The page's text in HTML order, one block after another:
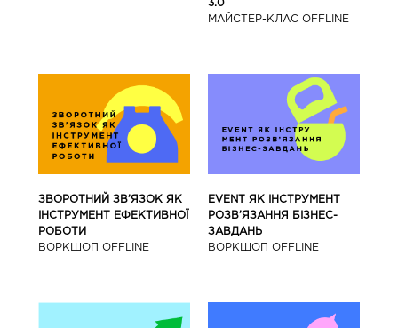
3.0
МАЙCТЕР-КЛАС OFFLINE
ЗВОРОТНИЙ ЗВ’ЯЗОК ЯК
ІНСТРУМЕНТ ЕФЕКТИВНОЇ
РОБОТИ
ВОРКШОП OFFLINE
EVENT ЯК ІНСТРУМЕНТ
РОЗВ’ЯЗАННЯ БІЗНЕС-
ЗАВДАНЬ
ВОРКШОП OFFLINE